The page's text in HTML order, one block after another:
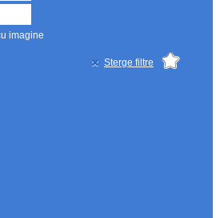
imagine
Sterge filtre